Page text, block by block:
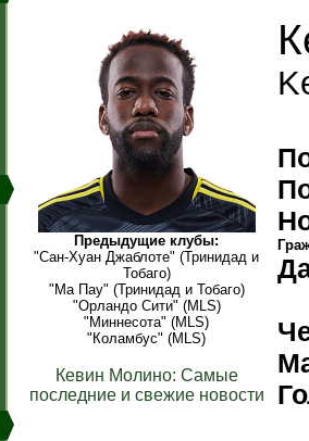
Предыдущие клубы:
"Сан-Хуан Джаблоте" (Тринидад и
Тобаго)
"Ма Пау" (Тринидад и Тобаго)
"Орландо Сити" (MLS)
"Миннесота" (MLS)
"Коламбус" (MLS)
Кевин Молино: Самые
последние и свежие новости